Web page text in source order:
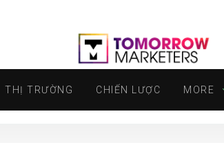
THỊ TRƯỜNG CHIẾN LƯỢC MORE